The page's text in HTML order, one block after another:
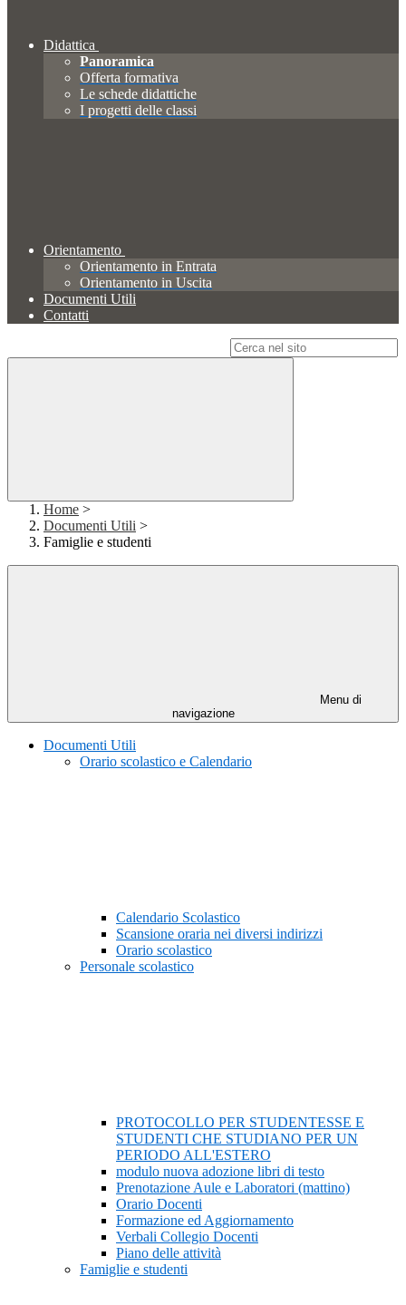
Didattica
Panoramica
Offerta formativa
Le schede didattiche
I progetti delle classi
Orientamento
Orientamento in Entrata
Orientamento in Uscita
Documenti Utili
Contatti
Home >
Documenti Utili >
Famiglie e studenti
Menu di
navigazione
Documenti Utili
Orario scolastico e Calendario
Calendario Scolastico
Scansione oraria nei diversi indirizzi
Orario scolastico
Personale scolastico
PROTOCOLLO PER STUDENTESSE E
STUDENTI CHE STUDIANO PER UN
PERIODO ALL'ESTERO
modulo nuova adozione libri di testo
Prenotazione Aule e Laboratori (mattino)
Orario Docenti
Formazione ed Aggiornamento
Verbali Collegio Docenti
Piano delle attività
Famiglie e studenti